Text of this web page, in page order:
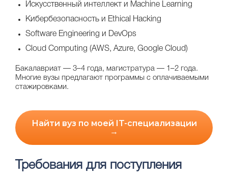
Искусственный интеллект и Machine Learning
Кибербезопасность и Ethical Hacking
Software Engineering и DevOps
Cloud Computing (AWS, Azure, Google Cloud)
Бакалавриат — 3–4 года, магистратура — 1–2 года.
Многие вузы предлагают программы с оплачиваемыми
стажировками.
Найти вуз по моей IT-специализации
→
Требования для поступления